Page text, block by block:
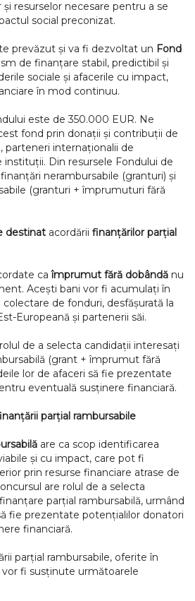
resurselor necesare pentru a se
social preconizat.
prevăzut și va fi dezvoltat un Fond
de finanțare stabil, predictibil și
sociale și afacerile cu impact,
în mod continuu.
este de 350.000 EUR. Ne
fond prin donații și contribuții de
parteneri internaționalii de
instituții. Din resursele Fondului de
nerambursabile (granturi) și
(granturi + împrumuturi fără
destinat acordării finanțărilor parțial
caîmprumut fără dobândă nu
Acești bani vor fi acumulați în
de fonduri, desfășurată la
Europeană și partenerii săi.
de a selecta candidații interesați
(grant + împrumut fără
lor de afaceri să fie prezentate
eventuală susținere financiară.
parțial rambursabile
are ca scop identificarea
și cu impact, care pot fi
prin resurse financiare atrase de
are rolul de a selecta
parțial rambursabilă, urmând
fie prezentate potențialilor donatori
financiară.
parțial rambursabile, oferite în
vor fi susținute următoarele